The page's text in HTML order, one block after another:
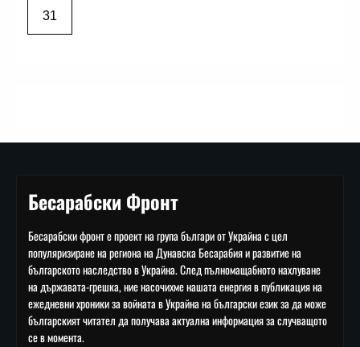
31
Бесарабски Фронт
Бесарабски фронт е проект на група българи от Украйна с цел
популяризиране на региона на Дунавска Бесарабия и развитие на
българското наследство в Украйна. След пълномащабното нахлуване
на държавата-грешка, ние насочихме нашата енергия в публикация на
ежедневни хроники за войната в Украйна на български език за да може
българският читател да получава актуална информация за случващото
се в момента.